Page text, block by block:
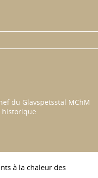
du Glavspetsstal MChM
historique
à la chaleur des